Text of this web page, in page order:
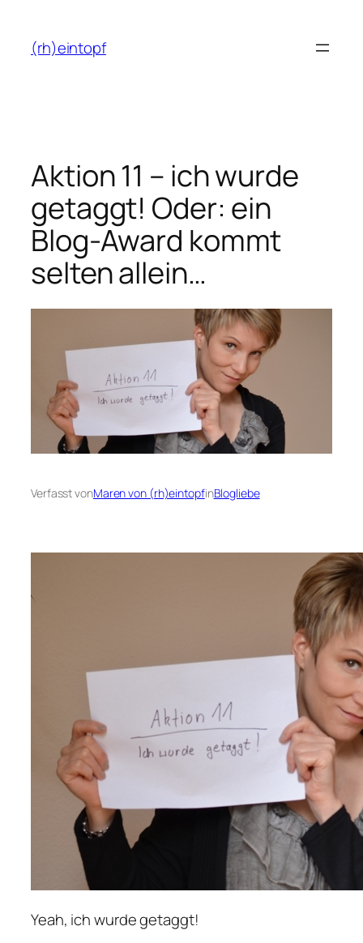
Inhalt
springen
(rh)eintopf
Aktion 11 – ich wurde
getaggt! Oder: ein
Blog-Award kommt
selten allein…
Verfasst vonMaren von (rh)eintopfinBlogliebe
Yeah, ich wurde getaggt!